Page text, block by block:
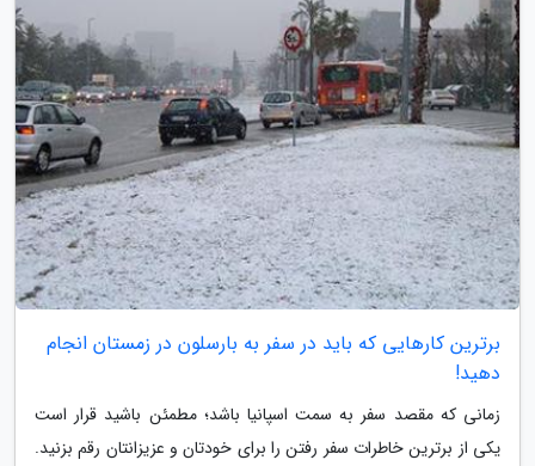
برترین کارهایی که باید در سفر به بارسلون در زمستان انجام
دهید!
زمانی که مقصد سفر به سمت اسپانیا باشد؛ مطمئن باشید قرار است
یکی از برترین خاطرات سفر رفتن را برای خودتان و عزیزانتان رقم بزنید.